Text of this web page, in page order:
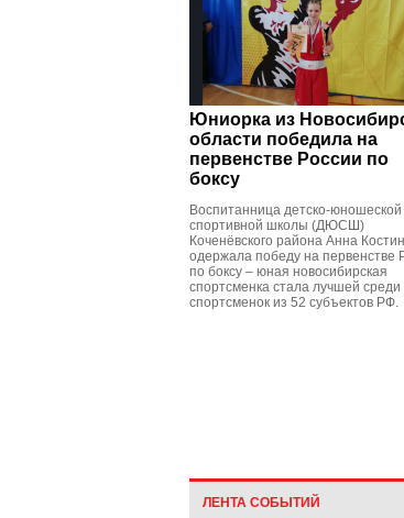
Юниорка из
области победила на
первенстве России по
боксу
Воспитанница детско-юношеской
спортивной школы (ДЮСШ)
Коченёвского района Анна
одержала победу на первенстве
по боксу – юная новосибирская
спортсменка стала лучшей среди
спортсменок из 52 субъектов РФ.
ЛЕНТА СОБЫТИЙ